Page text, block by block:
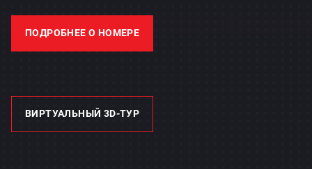
ПОДРОБНЕЕ О НОМЕРЕ
ВИРТУАЛЬНЫЙ 3D-ТУР